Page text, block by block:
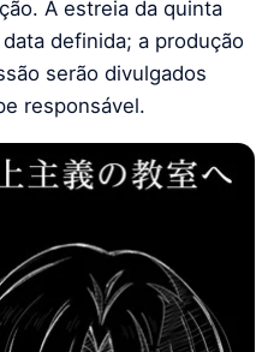
A estreia da quinta
definida; a produção
serão divulgados
responsável.